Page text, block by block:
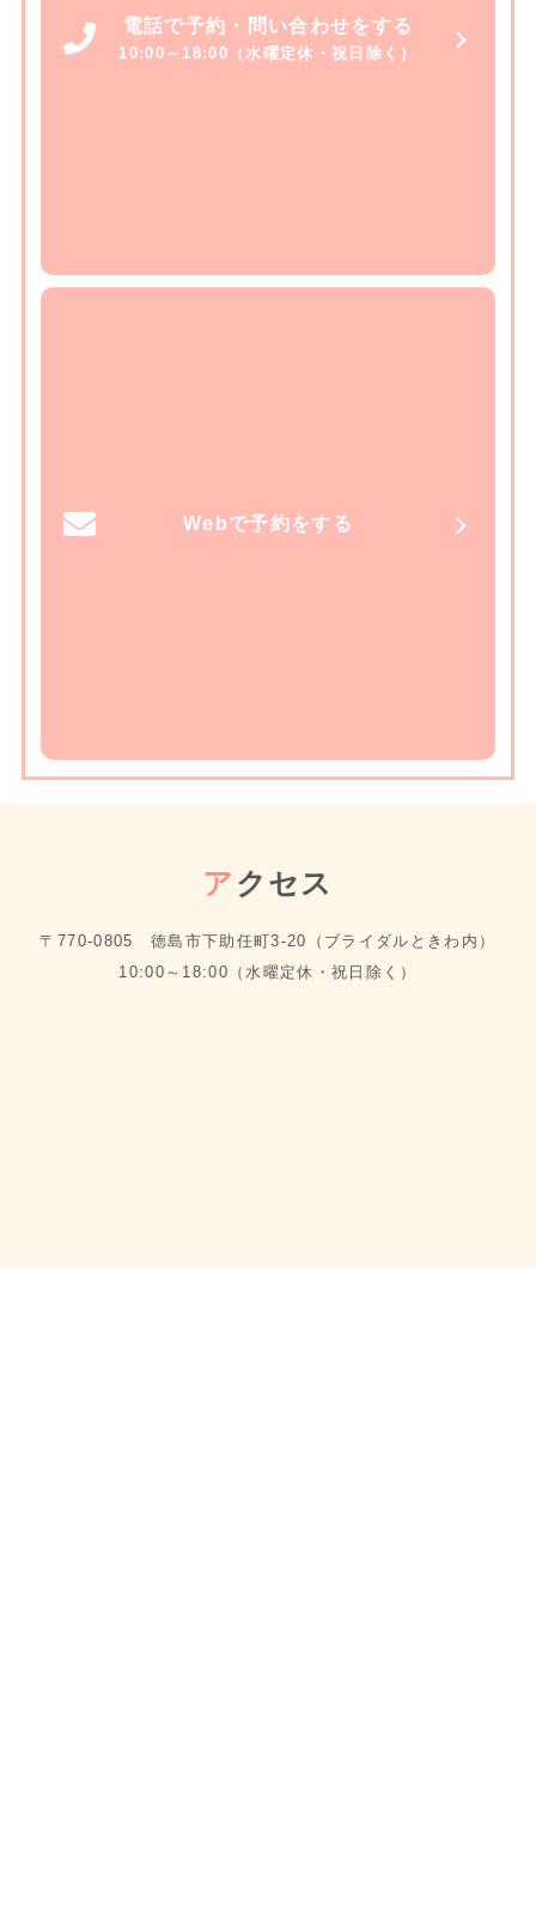
電話で予約・問い合わせをする
10:00～18:00（水曜定休・祝日除く）
Webで予約をする
ア クセス
〒770-0805 徳島市下助任町3-20（ブライダルときわ内）
10:00～18:00（水曜定休・祝日除く）